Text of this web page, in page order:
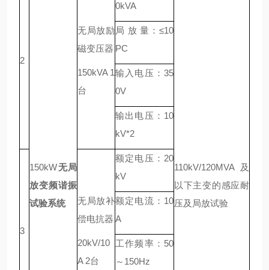
150kW无局
放变频谐振
试验系统
110kV/120MVA及
以下主变的感应耐
压及局放试验
2
无局放励
磁变压器
150kVA 1
台
0kVA
局 放 量：≤10
PC
输入电压：35
0V
输出电压：10
kV*2
3
无局放补
偿电抗器
20kV/10
A 2台
额定电压：20
kV
额定电流：10
A
工作频率：50
～150Hz